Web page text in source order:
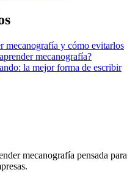
mecanografía y cómo evitarlos
mecanografía?
la mejor forma de escribir
mecanografía pensada para